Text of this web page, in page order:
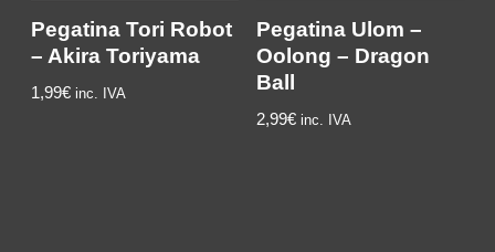
Pegatina Tori Robot
– Akira Toriyama
1,99€ inc. IVA
Pegatina Ulom –
Oolong – Dragon
Ball
2,99€ inc. IVA